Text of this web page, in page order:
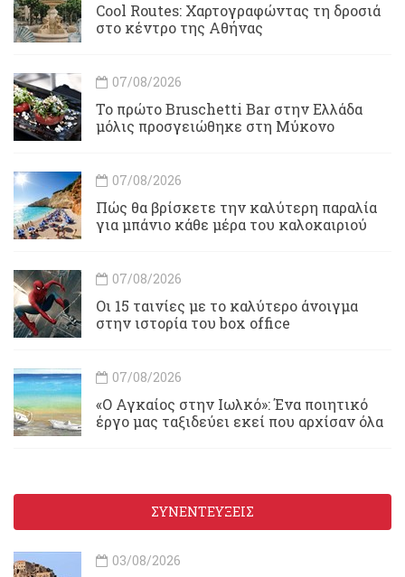
Cool Routes: Χαρτογραφώντας τη δροσιά
στο κέντρο της Αθήνας
07/08/2026
Το πρώτο Bruschetti Bar στην Ελλάδα
μόλις προσγειώθηκε στη Μύκονο
07/08/2026
Πώς θα βρίσκετε την καλύτερη παραλία
για μπάνιο κάθε μέρα του καλοκαιριού
07/08/2026
Οι 15 ταινίες με το καλύτερο άνοιγμα
στην ιστορία του box office
07/08/2026
«Ο Αγκαίος στην Ιωλκό»: Ένα ποιητικό
έργο μας ταξιδεύει εκεί που αρχίσαν όλα
ΣΥΝΕΝΤΕΥΞΕΙΣ
03/08/2026